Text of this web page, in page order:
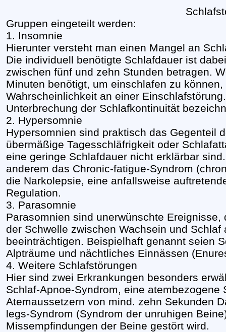
Gruppen eingeteilt werden:
1. Insomnie
Hierunter versteht man einen Mangel an
Die individuell benötigte Schlafdauer ist
zwischen fünf und zehn Stunden betragen.
Minuten benötigt, um einschlafen zu
Wahrscheinlichkeit an einer
Unterbrechung der Schlafkontinuität
2. Hypersomnie
Hypersomnien sind praktisch das Gegenteil
übermäßige Tagesschläfrigkeit oder
eine geringe Schlafdauer nicht erklärbar
anderem das Chronic-fatigue-Syndrom
die Narkolepsie, eine anfallsweise
Regulation.
3. Parasomnie
Parasomnien sind unerwünschte
der Schwelle zwischen Wachsein und
beeinträchtigen. Beispielhaft genannt seien
Alpträume und nächtliches Einnässen
4. Weitere Schlafstörungen
Hier sind zwei Erkrankungen besonders
Schlaf-Apnoe-Syndrom, eine atembezogene
Atemaussetzern von mind. zehn Sekunden
legs-Syndrom (Syndrom der unruhigen
Missempfindungen der Beine gestört wird.